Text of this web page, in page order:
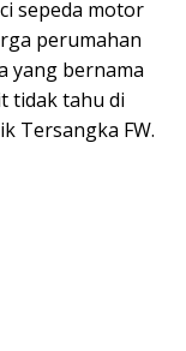
sepeda motor
perumahan
yang bernama
tidak tahu di
Tersangka FW.